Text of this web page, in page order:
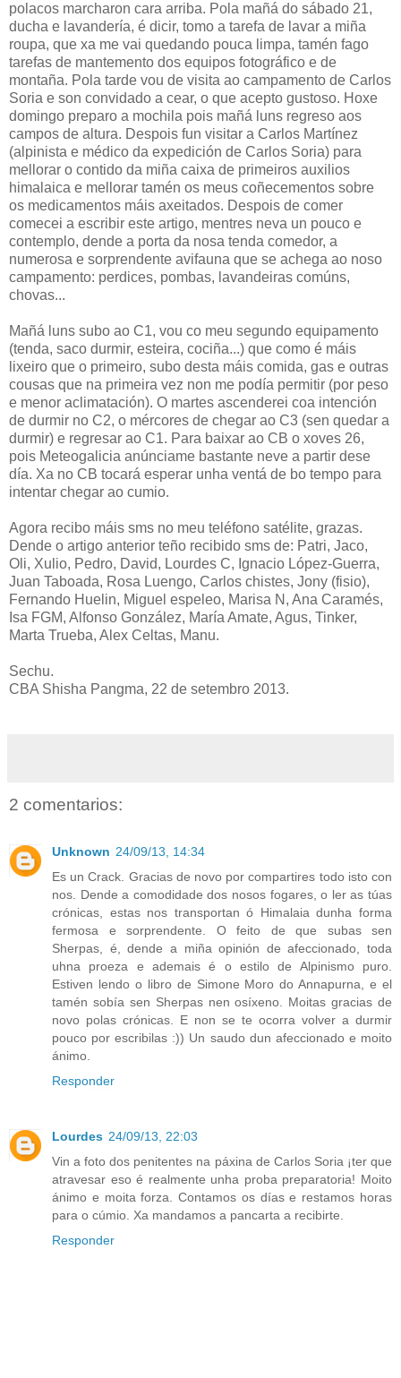
polacos marcharon cara arriba. Pola mañá do sábado 21,
ducha e lavandería, é dicir, tomo a tarefa de lavar a miña
roupa, que xa me vai quedando pouca limpa, tamén fago
tarefas de mantemento dos equipos fotográfico e de
montaña. Pola tarde vou de visita ao campamento de Carlos
Soria e son convidado a cear, o que acepto gustoso. Hoxe
domingo preparo a mochila pois mañá luns regreso aos
campos de altura. Despois fun visitar a Carlos Martínez
(alpinista e médico da expedición de Carlos Soria) para
mellorar o contido da miña caixa de primeiros auxilios
himalaica e mellorar tamén os meus coñecementos sobre
os medicamentos máis axeitados. Despois de comer
comecei a escribir este artigo, mentres neva un pouco e
contemplo, dende a porta da nosa tenda comedor, a
numerosa e sorprendente avifauna que se achega ao noso
campamento: perdices, pombas, lavandeiras comúns,
chovas...
Mañá luns subo ao C1, vou co meu segundo equipamento
(tenda, saco durmir, esteira, cociña...) que como é máis
lixeiro que o primeiro, subo desta máis comida, gas e outras
cousas que na primeira vez non me podía permitir (por peso
e menor aclimatación). O martes ascenderei coa intención
de durmir no C2, o mércores de chegar ao C3 (sen quedar a
durmir) e regresar ao C1. Para baixar ao CB o xoves 26,
pois Meteogalicia anúnciame bastante neve a partir dese
día. Xa no CB tocará esperar unha ventá de bo tempo para
intentar chegar ao cumio.
Agora recibo máis sms no meu teléfono satélite, grazas.
Dende o artigo anterior teño recibido sms de: Patri, Jaco,
Oli, Xulio, Pedro, David, Lourdes C, Ignacio López-Guerra,
Juan Taboada, Rosa Luengo, Carlos chistes, Jony (fisio),
Fernando Huelin, Miguel espeleo, Marisa N, Ana Caramés,
Isa FGM, Alfonso González, María Amate, Agus, Tinker,
Marta Trueba, Alex Celtas, Manu.
Sechu.
CBA Shisha Pangma, 22 de setembro 2013.
2 comentarios:
Unknown 24/09/13, 14:34
Es un Crack. Gracias de novo por compartires todo isto con
nos. Dende a comodidade dos nosos fogares, o ler as túas
crónicas, estas nos transportan ó Himalaia dunha forma
fermosa e sorprendente. O feito de que subas sen
Sherpas, é, dende a miña opinión de afeccionado, toda
uhna proeza e ademais é o estilo de Alpinismo puro.
Estiven lendo o libro de Simone Moro do Annapurna, e el
tamén sobía sen Sherpas nen osíxeno. Moitas gracias de
novo polas crónicas. E non se te ocorra volver a durmir
pouco por escribilas :)) Un saudo dun afeccionado e moito
ánimo.
Responder
Lourdes 24/09/13, 22:03
Vin a foto dos penitentes na páxina de Carlos Soria ¡ter que
atravesar eso é realmente unha proba preparatoria! Moito
ánimo e moita forza. Contamos os días e restamos horas
para o cúmio. Xa mandamos a pancarta a recibirte.
Responder